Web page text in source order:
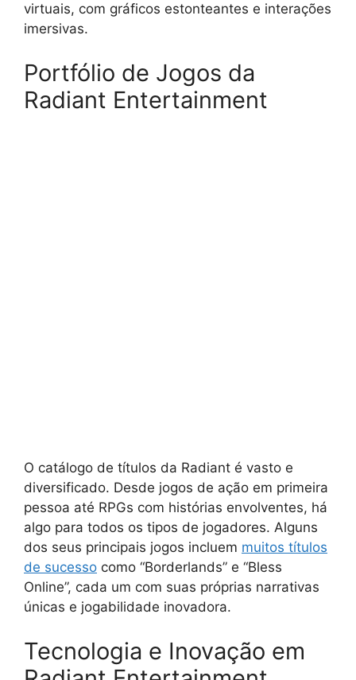
virtuais, com gráficos estonteantes e interações
imersivas.
Portfólio de Jogos da
Radiant Entertainment
O catálogo de títulos da Radiant é vasto e
diversificado. Desde jogos de ação em primeira
pessoa até RPGs com histórias envolventes, há
algo para todos os tipos de jogadores. Alguns
dos seus principais jogos incluem muitos títulos
de sucesso como “Borderlands” e “Bless
Online”, cada um com suas próprias narrativas
únicas e jogabilidade inovadora.
Tecnologia e Inovação em